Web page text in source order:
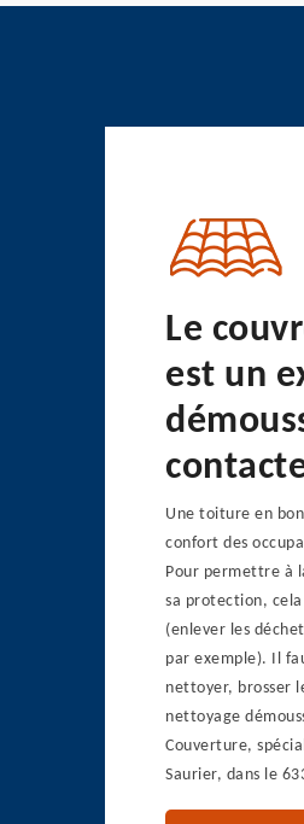
Le
est un
Une toiture en
confort des
Pour permettre à
sa protection,
(enlever les
par exemple). Il
nettoyer, brosser
nettoyage
Couverture,
Saurier, dans le